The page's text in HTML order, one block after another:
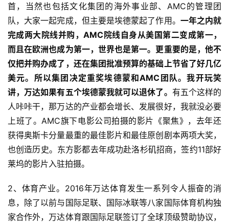
首，当然也包括文化集团的海外事业部、AMC的管理团
队，大家一起完成，但主要是埃德蒙起了作用。 一年之内就
完成两大院线并购，AMC院线自身从美国第二变成第一，
而且在欧洲也成为第一，世界也是第一。 更重要的是，他不
仅把并购办成了，还在集团批准预算的基础上节省了好几亿
美元。所以集团决定重奖埃德蒙和AMC团队。我开玩笑
讲，万达如果有五个埃德蒙我就可以退休了。 有五个这样的
人咔咔干，那万达的产业都会增长、发展很好，我就没必要
上班了。AMC旗下电影公司拍摄的影片《聚焦》，去年还
获得奥斯卡分量最重的最佳影片和最佳原创剧本两项大奖，
也创造历史。东方影都去年成功赴洛杉矶招商，签约11部好
莱坞的影片入驻拍摄。
2、体育产业。2016年万达体育发生一系列令人振奋的消
息，除了以前与国际足联、国际冰联等八家国际体育机构独
家合作外，万达体育跟国际足联签订了全球顶级赞助协议，